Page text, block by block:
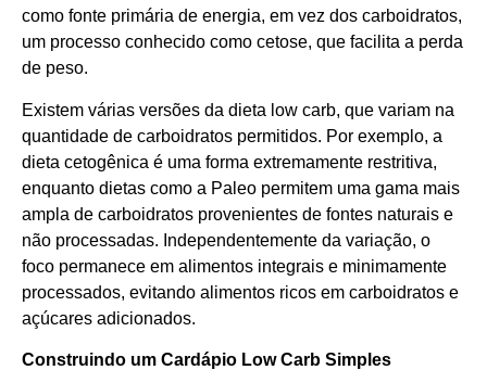
como fonte primária de energia, em vez dos carboidratos,
um processo conhecido como cetose, que facilita a perda
de peso.
Existem várias versões da dieta low carb, que variam na
quantidade de carboidratos permitidos. Por exemplo, a
dieta cetogênica é uma forma extremamente restritiva,
enquanto dietas como a Paleo permitem uma gama mais
ampla de carboidratos provenientes de fontes naturais e
não processadas. Independentemente da variação, o
foco permanece em alimentos integrais e minimamente
processados, evitando alimentos ricos em carboidratos e
açúcares adicionados.
Construindo um Cardápio Low Carb Simples